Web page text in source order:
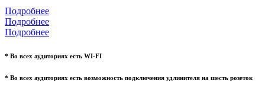
Подробнее
Подробнее
Подробнее
* Во всех аудиториях есть WI-FI
* Во всех аудиториях есть возможность подключения удлинителя на шесть розеток